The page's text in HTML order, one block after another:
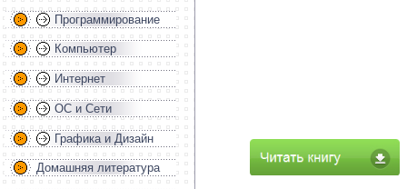
Программирование
Компьютер
Интернет
ОС и Сети
Графика и Дизайн
Домашняя литература